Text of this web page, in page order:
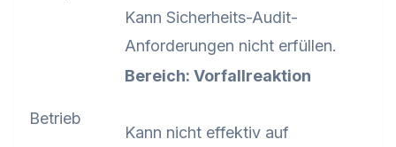
Kann Sicherheits-Audit-
Anforderungen nicht erfüllen.
Betrieb
Bereich: Vorfallreaktion
Kann nicht effektiv auf